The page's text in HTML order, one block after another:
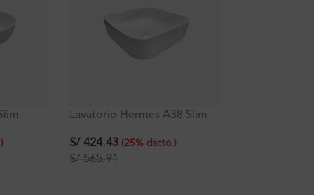
)
Lavatorio Hermes A38 Slim
S/ 424.43 (25% dscto.)
S/ 565.91